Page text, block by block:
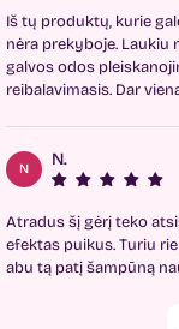
Iš tų produktų, kurie
nėra prekyboje. Laukiu
galvos odos
reibalavimasis. Dar
N N.
Atradus šį gėrį teko
efektas puikus. Turiu
abu tą patį šampūną